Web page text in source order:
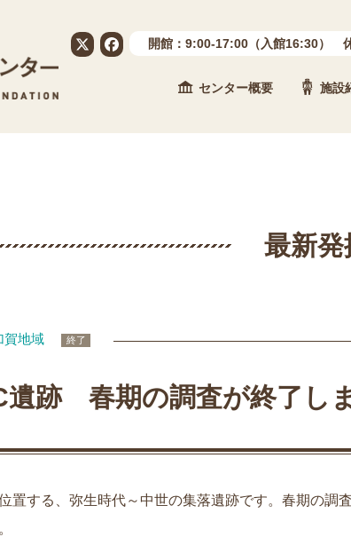
公益財団法人 石川県埋蔵文化財センター
開館：9:00-17:00（入館16:30）
センター概要 施設
最新発
賀地域 終了
遺跡 春期の調査が終了し
置する、弥生時代～中世の集落遺跡です。春期の調